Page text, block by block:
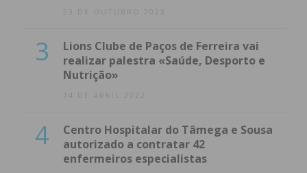
23 DE OUTUBRO 2023
3
Lions Clube de Paços de Ferreira vai
realizar palestra «Saúde, Desporto e
Nutrição»
14 DE ABRIL 2022
4
Centro Hospitalar do Tâmega e Sousa
autorizado a contratar 42
enfermeiros especialistas